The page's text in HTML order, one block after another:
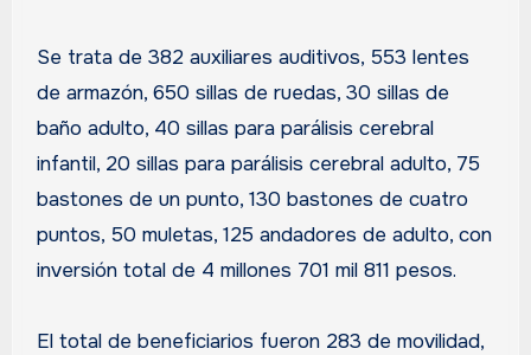
Se trata de 382 auxiliares auditivos, 553 lentes
de armazón, 650 sillas de ruedas, 30 sillas de
baño adulto, 40 sillas para parálisis cerebral
infantil, 20 sillas para parálisis cerebral adulto, 75
bastones de un punto, 130 bastones de cuatro
puntos, 50 muletas, 125 andadores de adulto, con
inversión total de 4 millones 701 mil 811 pesos.
El total de beneficiarios fueron 283 de movilidad,